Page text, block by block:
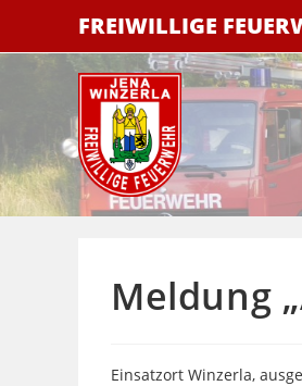
FREIWILLIGE
Meldung
Einsatzort Winzerla,